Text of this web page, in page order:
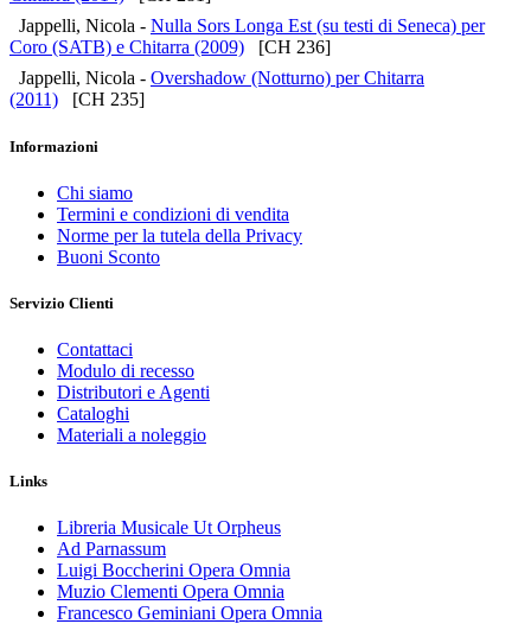
Jappelli, Nicola - Nulla Sors Longa Est (su testi di Seneca) per
Coro (SATB) e Chitarra (2009) [CH 236]
Jappelli, Nicola - Overshadow (Notturno) per Chitarra
(2011) [CH 235]
Informazioni
Chi siamo
Termini e condizioni di vendita
Norme per la tutela della Privacy
Buoni Sconto
Servizio Clienti
Contattaci
Modulo di recesso
Distributori e Agenti
Cataloghi
Materiali a noleggio
Links
Libreria Musicale Ut Orpheus
Ad Parnassum
Luigi Boccherini Opera Omnia
Muzio Clementi Opera Omnia
Francesco Geminiani Opera Omnia